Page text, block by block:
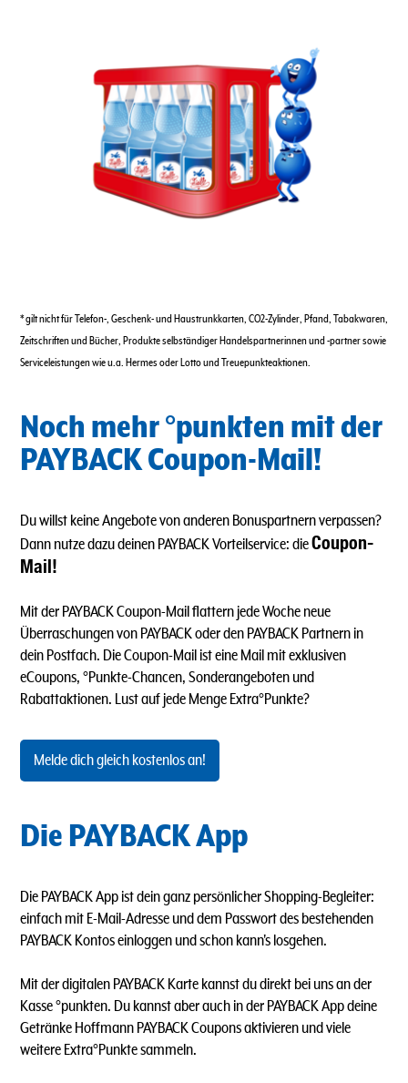
* gilt nicht für Telefon-, Geschenk- und Haustrunkkarten, CO2-Zylinder, Pfand, Tabakwaren,
Zeitschriften und Bücher, Produkte selbständiger Handelspartnerinnen und -partner sowie
Serviceleistungen wie u.a. Hermes oder Lotto und Treuepunkteaktionen.
Noch mehr °punkten mit der
PAYBACK Coupon-Mail!
Du willst keine Angebote von anderen Bonuspartnern verpassen?
Dann nutze dazu deinen PAYBACK Vorteilservice: dieCoupon-
Mail!
Mit der PAYBACK Coupon-Mail flattern jede Woche neue
Überraschungen von PAYBACK oder den PAYBACK Partnern in
dein Postfach. Die Coupon-Mail ist eine Mail mit exklusiven
eCoupons, °Punkte-Chancen, Sonderangeboten und
Rabattaktionen. Lust auf jede Menge Extra°Punkte?
Melde dich gleich kostenlos an!
Die PAYBACK App
Die PAYBACK App ist dein ganz persönlicher Shopping-Begleiter:
einfach mit E-Mail-Adresse und dem Passwort des bestehenden
PAYBACK Kontos einloggen und schon kann's losgehen.
Mit der digitalen PAYBACK Karte kannst du direkt bei uns an der
Kasse °punkten. Du kannst aber auch in der PAYBACK App deine
Getränke Hoffmann PAYBACK Coupons aktivieren und viele
weitere Extra°Punkte sammeln.